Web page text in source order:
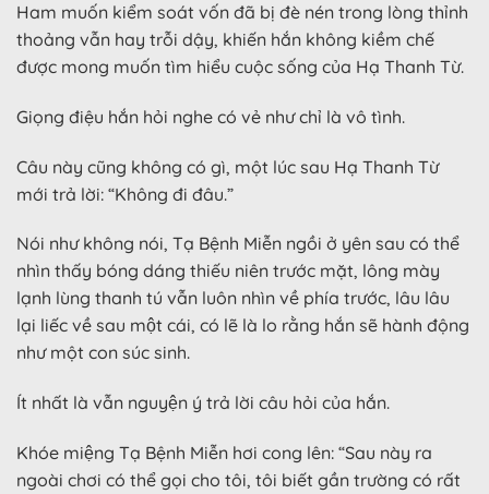
Ham muốn kiểm soát vốn đã bị đè nén trong lòng thỉnh
thoảng vẫn hay trỗi dậy, khiến hắn không kiềm chế
được mong muốn tìm hiểu cuộc sống của Hạ Thanh Từ.
Giọng điệu hắn hỏi nghe có vẻ như chỉ là vô tình.
Câu này cũng không có gì, một lúc sau Hạ Thanh Từ
mới trả lời: “Không đi đâu.”
Nói như không nói, Tạ Bệnh Miễn ngồi ở yên sau có thể
nhìn thấy bóng dáng thiếu niên trước mặt, lông mày
lạnh lùng thanh tú vẫn luôn nhìn về phía trước, lâu lâu
lại liếc về sau một cái, có lẽ là lo rằng hắn sẽ hành động
như một con súc sinh.
Ít nhất là vẫn nguyện ý trả lời câu hỏi của hắn.
Khóe miệng Tạ Bệnh Miễn hơi cong lên: “Sau này ra
ngoài chơi có thể gọi cho tôi, tôi biết gần trường có rất